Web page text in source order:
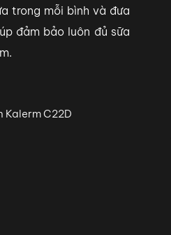
trong mỗi bình và đưa
đảm bảo luôn đủ sữa